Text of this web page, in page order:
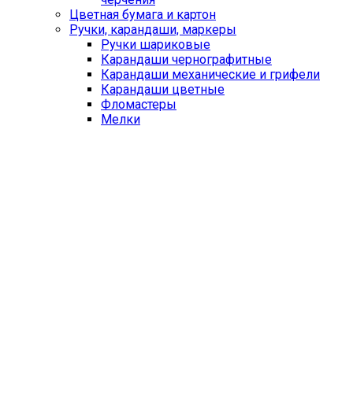
Цветная бумага и картон
Ручки, карандаши, маркеры
Ручки шариковые
Карандаши чернографитные
Карандаши механические и грифели
Карандаши цветные
Фломастеры
Мелки